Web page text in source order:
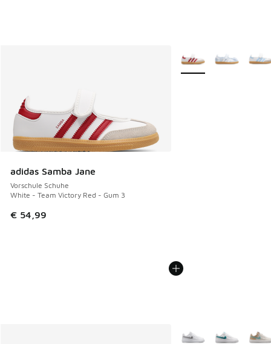
adidas Samba Jane
Vorschule Schuhe
White - Team Victory Red - Gum 3
€ 54,99
Weitere Farben
Weitere Farben